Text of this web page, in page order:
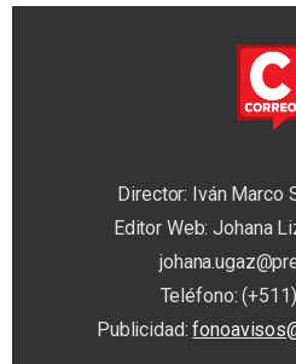
Director: Iván Marco
Editor Web: Johana
Teléfono:
Publicidad: